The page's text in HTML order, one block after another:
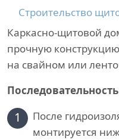
Строительство
Каркасно-щитовой
прочную
на свайном или
1
После
монтируется